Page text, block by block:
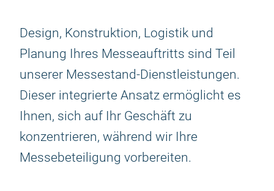
Design, Konstruktion, Logistik und
Planung Ihres Messeauftritts sind Teil
unserer Messestand-Dienstleistungen.
Dieser integrierte Ansatz ermöglicht es
Ihnen, sich auf Ihr Geschäft zu
konzentrieren, während wir Ihre
Messebeteiligung vorbereiten.